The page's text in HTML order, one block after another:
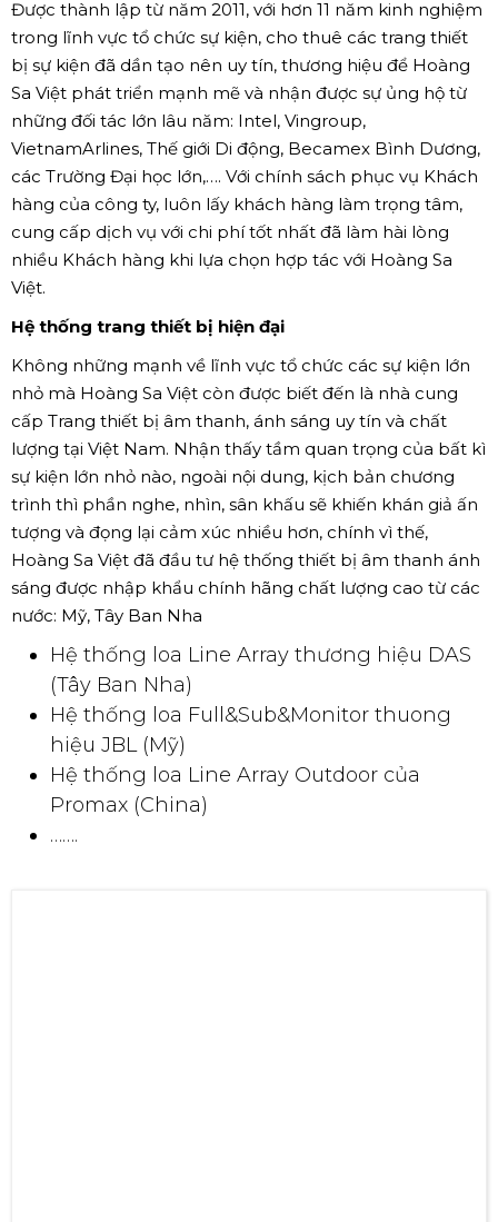
Được thành lập từ năm 2011, với hơn 11 năm kinh nghiệm
trong lĩnh vực tổ chức sự kiện, cho thuê các trang thiết
bị sự kiện đã dần tạo nên uy tín, thương hiệu để Hoàng
Sa Việt phát triển mạnh mẽ và nhận được sự ủng hộ từ
những đối tác lớn lâu năm: Intel, Vingroup,
VietnamArlines, Thế giới Di động, Becamex Bình Dương,
các Trường Đại học lớn,…. Với chính sách phục vụ Khách
hàng của công ty, luôn lấy khách hàng làm trọng tâm,
cung cấp dịch vụ với chi phí tốt nhất đã làm hài lòng
nhiều Khách hàng khi lựa chọn hợp tác với Hoàng Sa
Việt.
Hệ thống trang thiết bị hiện đại
Không những mạnh về lĩnh vực tổ chức các sự kiện lớn
nhỏ mà Hoàng Sa Việt còn được biết đến là nhà cung
cấp Trang thiết bị âm thanh, ánh sáng uy tín và chất
lượng tại Việt Nam. Nhận thấy tầm quan trọng của bất kì
sự kiện lớn nhỏ nào, ngoài nội dung, kịch bản chương
trình thì phần nghe, nhìn, sân khấu sẽ khiến khán giả ấn
tượng và đọng lại cảm xúc nhiều hơn, chính vì thế,
Hoàng Sa Việt đã đầu tư hệ thống thiết bị âm thanh ánh
sáng được nhập khẩu chính hãng chất lượng cao từ các
nước: Mỹ, Tây Ban Nha
Hệ thống loa Line Array thương hiệu DAS
(Tây Ban Nha)
Hệ thống loa Full&Sub&Monitor thuong
hiệu JBL (Mỹ)
Hệ thống loa Line Array Outdoor của
Promax (China)
…….